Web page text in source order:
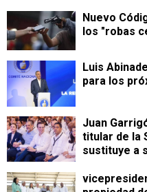
Nuevo
los "robas
Luis
para los
Juan
titular de la
sustituye a